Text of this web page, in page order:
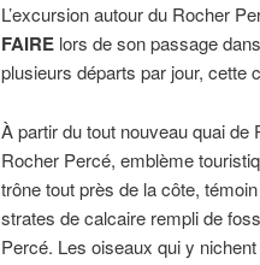
L’excursion autour du Rocher
FAIRE lors de son passage
plusieurs départs par jour, cette
À partir du tout nouveau quai
Rocher Percé, emblème
trône tout près de la côte,
strates de calcaire rempli de
Percé. Les oiseaux qui y